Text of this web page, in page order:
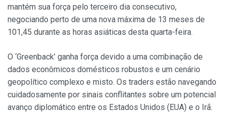
mantém sua força pelo terceiro dia consecutivo,
negociando perto de uma nova máxima de 13 meses de
101,45 durante as horas asiáticas desta quarta-feira.
O ‘Greenback’ ganha força devido a uma combinação de
dados econômicos domésticos robustos e um cenário
geopolítico complexo e misto. Os traders estão navegando
cuidadosamente por sinais conflitantes sobre um potencial
avanço diplomático entre os Estados Unidos (EUA) e o Irã.